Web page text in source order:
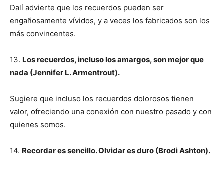
Dalí advierte que los recuerdos pueden ser
engañosamente vívidos, y a veces los fabricados son los
más convincentes.
13. Los recuerdos, incluso los amargos, son mejor que
nada (Jennifer L. Armentrout).
Sugiere que incluso los recuerdos dolorosos tienen
valor, ofreciendo una conexión con nuestro pasado y con
quienes somos.
14. Recordar es sencillo. Olvidar es duro (Brodi Ashton).